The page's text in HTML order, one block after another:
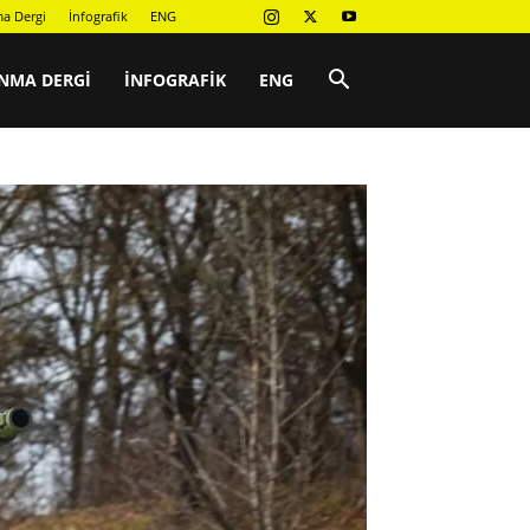
Dergi İnfografik ENG
DERGI İNFOGRAFIK ENG